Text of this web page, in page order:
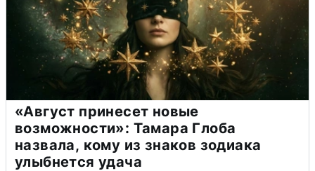
«Август принесет новые
возможности»: Тамара Глоба
назвала, кому из знаков зодиака
улыбнется удача